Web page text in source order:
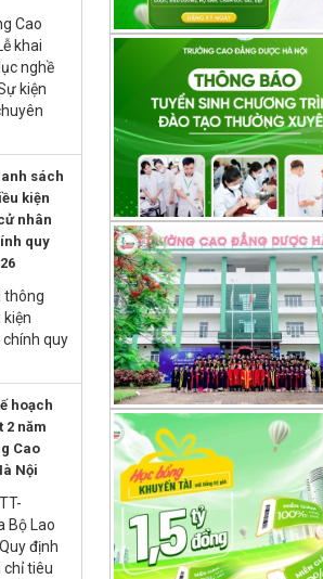
Cao
khai
nghề
kiện
sách
kiện
nhân
quy
thông
kiện
quy
hoạch
2 năm
Cao
Nội
Bộ Lao
định
chỉ tiêu